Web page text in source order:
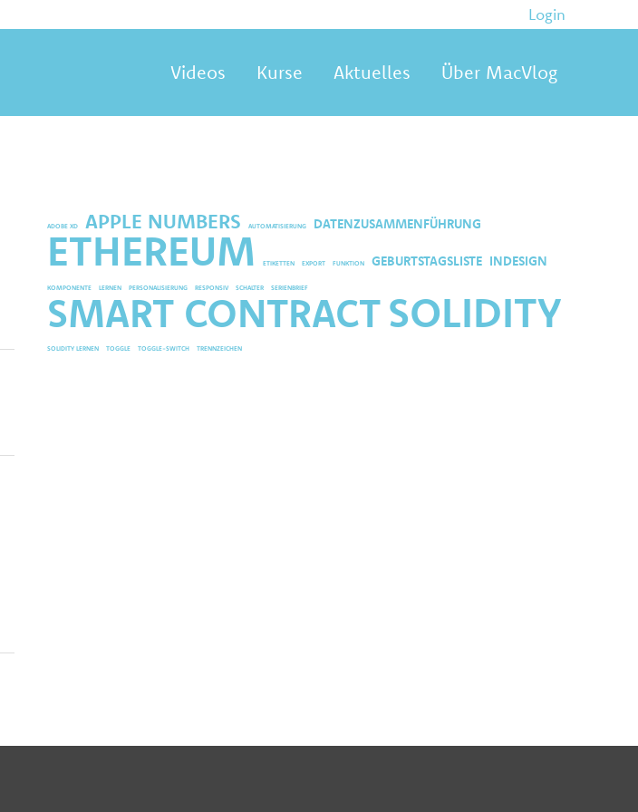
Login
Videos Kurse Aktuelles Über MacVlog
ADOBE XD APPLE NUMBERS AUTOMATISIERUNG DATENZUSAMMENFÜHRUNG
ETHEREUM ETIKETTEN EXPORT FUNKTION GEBURTSTAGSLISTE INDESIGN
KOMPONENTE LERNEN PERSONALISIERUNG RESPONSIV SCHALTER SERIENBRIEF
SMART CONTRACTSOLIDITY
SOLIDITY LERNEN TOGGLE TOGGLE-SWITCH TRENNZEICHEN